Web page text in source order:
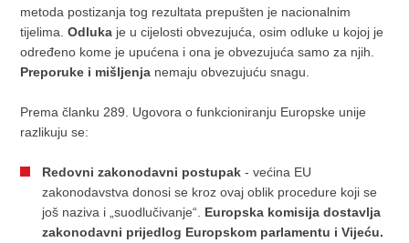
metoda postizanja tog rezultata prepušten je nacionalnim
tijelima.Odluka je u cijelosti obvezujuća, osim odluke u kojoj je
određeno kome je upućena i ona je obvezujuća samo za njih.
Preporuke i mišljenja nemaju obvezujuću snagu.
Prema članku 289. Ugovora o funkcioniranju Europske unije
razlikuju se:
Redovni zakonodavni postupak- većina EU
zakonodavstva donosi se kroz ovaj oblik procedure koji se
još naziva i „suodlučivanje“. Europska komisija dostavlja
zakonodavni prijedlog Europskom parlamentu i Vijeću.